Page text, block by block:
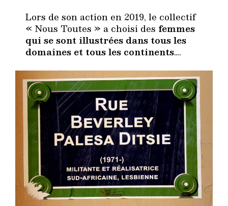
Lors de son action en 2019, le collectif
« Nous Toutes » a choisi des femmes
qui se sont illustrées dans tous les
domaines et tous les continents….